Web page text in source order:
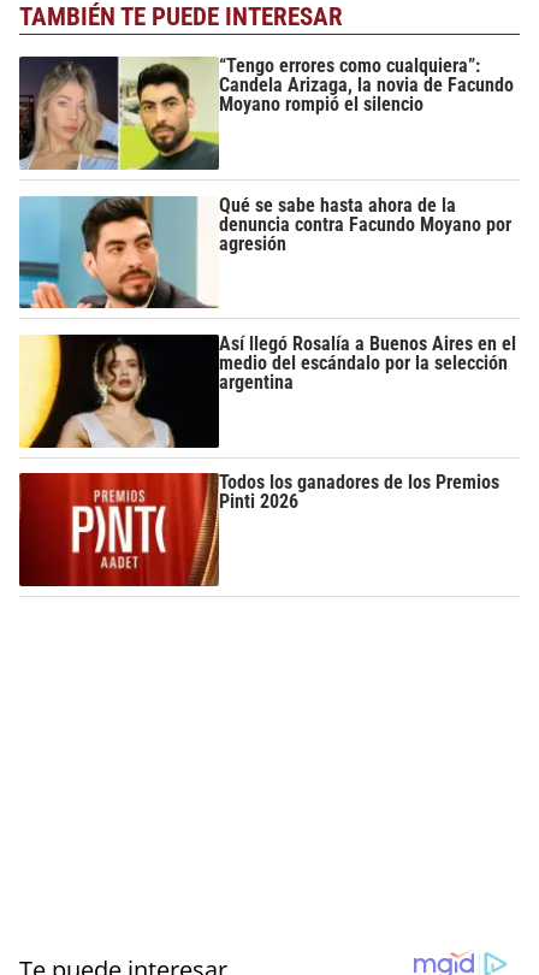
TAMBIÉN TE PUEDE INTERESAR
“Tengo errores como cualquiera”:
Candela Arizaga, la novia de Facundo
Moyano rompió el silencio
Qué se sabe hasta ahora de la
denuncia contra Facundo Moyano por
agresión
Así llegó Rosalía a Buenos Aires en el
medio del escándalo por la selección
argentina
Todos los ganadores de los Premios
Pinti 2026